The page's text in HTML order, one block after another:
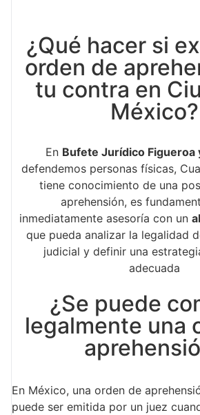
¿Qué hacer si
orden de
tu contra en
México?
En Bufete Jurídico Figueroa
defendemos personas físicas,
tiene conocimiento de una
aprehensión, es
inmediatamente asesoría con un
que pueda analizar la legalidad
judicial y definir una
adecuada
¿Se puede
legalmente una
En México, una orden de
puede ser emitida por un juez